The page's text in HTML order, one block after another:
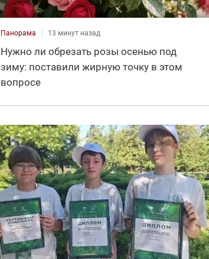
Панорама 13 минут назад
Нужно ли обрезать розы осенью под
зиму: поставили жирную точку в этом
вопросе